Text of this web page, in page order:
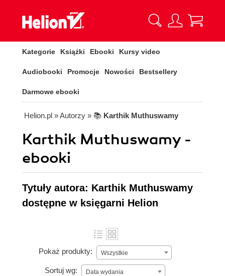
Kategorie Książki Ebooki Kursy video
Audiobooki Promocje Nowości Bestsellery
Darmowe ebooki
Helion.pl » Autorzy » 📚 Karthik Muthuswamy
Karthik Muthuswamy -
ebooki
Tytuły autora: Karthik Muthuswamy
dostępne w księgarni Helion
Pokaż produkty: Wszystkie
Sortuj wg: Data wydania